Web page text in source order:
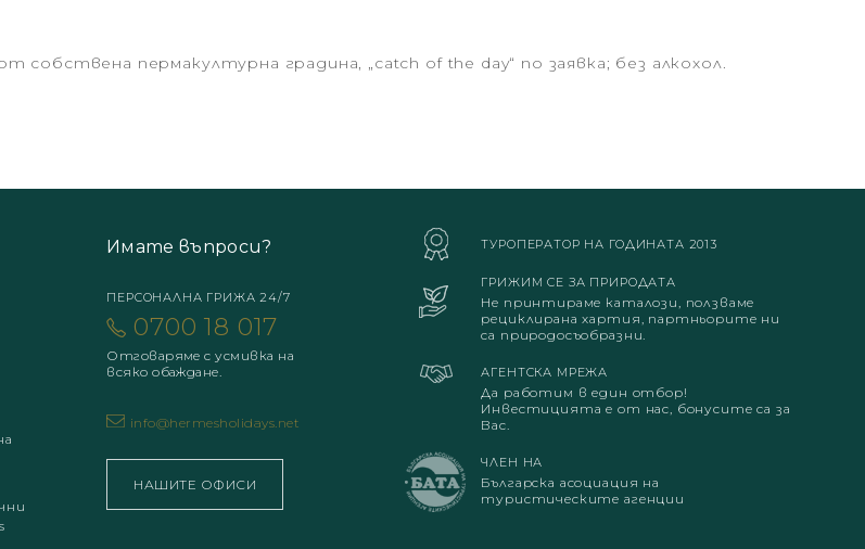
собствена пермакултурна градина, „catch of the day“ по заявка; без алкохол.
Имате въпроси?
ПЕРСОНАЛНА ГРИЖА 24/7
0700 18 017
Отговаряме с усмивка на
всяко обаждане.
info@hermesholidays.net
НАШИТЕ ОФИСИ
ТУРОПЕРАТОР НА ГОДИНАТА 2013
ГРИЖИМ СЕ ЗА ПРИРОДАТА
Не принтираме каталози, ползваме
рециклирана хартия, партньорите ни
са природосъобразни.
АГЕНТСКА МРЕЖА
Да работим в един отбор!
Инвестицията е от нас, бонусите са за
Вас.
ЧЛЕН НА
Българска асоциация на
туристическите агенции